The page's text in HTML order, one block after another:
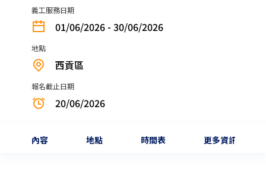
義工服務日期
01/06/2026 - 30/06/2026
地點
西貢區
報名截止日期
20/06/2026
內容 地點 時間表 更多資訊